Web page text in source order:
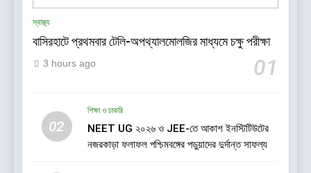
স্বাস্থ্য
বাসিরহাটে প্রথমবার টেলি-অপথ্যালমোলজির মাধ্যমে চক্ষু পরীক্ষা
01
3 hours ago
02
শিক্ষা ও চাকরি
NEET UG ২০২৬ ও JEE-তে আকাশ ইনস্টিটিউটের
নজরকাড়া ফলাফল পশ্চিমবঙ্গের পড়ুয়াদের দুর্দান্ত সাফল্য